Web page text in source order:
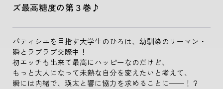
ズ最高糖度の第３巻♪
パティシエを目指す大学生のひろは、幼馴染のリーマン・
瞬とラブラブ交際中！
初エッチも出来て最高にハッピーなのだけど、
もっと大人になって未熟な自分を変えたいと考えて、
瞬には内緒で、瑛太と響に協力を求めることに――！？